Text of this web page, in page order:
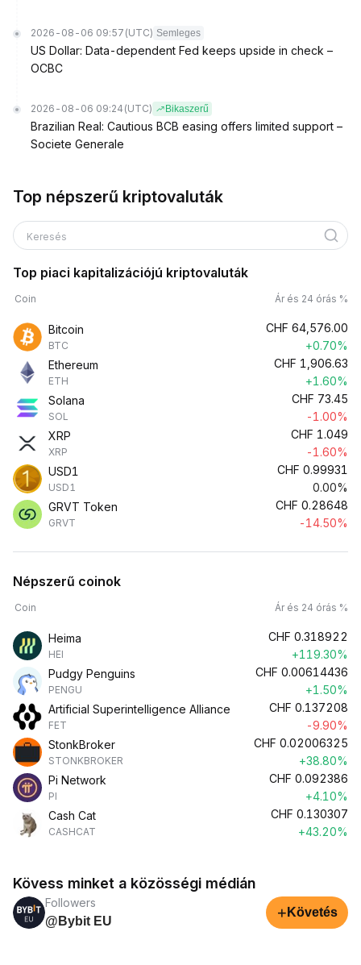
2026-08-06 09:57 (UTC) Semleges
US Dollar: Data-dependent Fed keeps upside in check –
OCBC
2026-08-06 09:24 (UTC) Bikaszerű
Brazilian Real: Cautious BCB easing offers limited support –
Societe Generale
Top népszerű kriptovaluták
Keresés
Top piaci kapitalizációjú kriptovaluták
Coin Ár és 24 órás %
Bitcoin
BTC
CHF 64,576.00
+0.70%
Ethereum
ETH
CHF 1,906.63
+1.60%
Solana
SOL
CHF 73.45
-1.00%
XRP
XRP
CHF 1.049
-1.60%
USD1
USD1
CHF 0.99931
0.00%
GRVT Token
GRVT
CHF 0.28648
-14.50%
Népszerű coinok
Coin Ár és 24 órás %
Heima
HEI
CHF 0.318922
+119.30%
Pudgy Penguins
PENGU
CHF 0.00614436
+1.50%
Artificial Superintelligence Alliance
FET
CHF 0.137208
-9.90%
StonkBroker
STONKBROKER
CHF 0.02006325
+38.80%
Pi Network
PI
CHF 0.092386
+4.10%
Cash Cat
CASHCAT
CHF 0.130307
+43.20%
Kövess minket a közösségi médián
Followers
@Bybit EU
+ Követés